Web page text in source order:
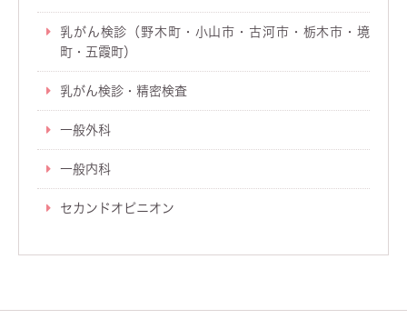
乳がん検診（野木町・小山市・古河市・栃木市・境
町・五霞町）
乳がん検診・精密検査
一般外科
一般内科
セカンドオピニオン